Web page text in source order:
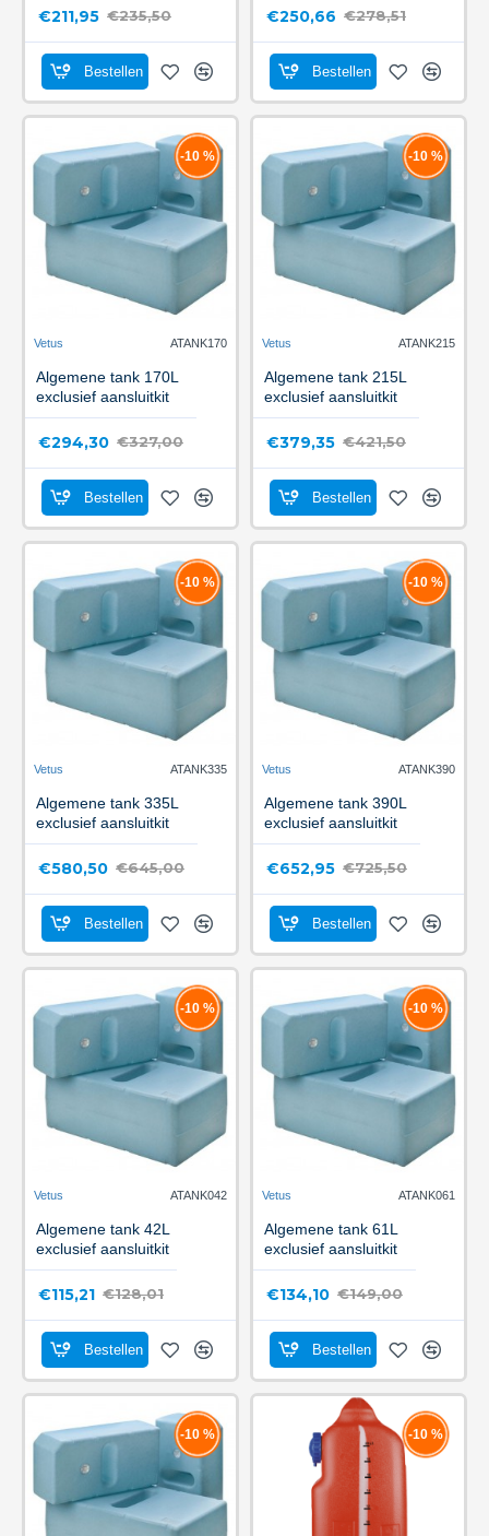
€211,95 €235,50
Bestellen
€250,66 €278,51
Bestellen
-10 %
Vetus ATANK170
Algemene tank 170L
exclusief aansluitkit
€294,30 €327,00
Bestellen
-10 %
Vetus ATANK215
Algemene tank 215L
exclusief aansluitkit
€379,35 €421,50
Bestellen
-10 %
Vetus ATANK335
Algemene tank 335L
exclusief aansluitkit
€580,50 €645,00
Bestellen
-10 %
Vetus ATANK390
Algemene tank 390L
exclusief aansluitkit
€652,95 €725,50
Bestellen
-10 %
Vetus ATANK042
Algemene tank 42L
exclusief aansluitkit
€115,21 €128,01
Bestellen
-10 %
Vetus ATANK061
Algemene tank 61L
exclusief aansluitkit
€134,10 €149,00
Bestellen
-10 % -10 %